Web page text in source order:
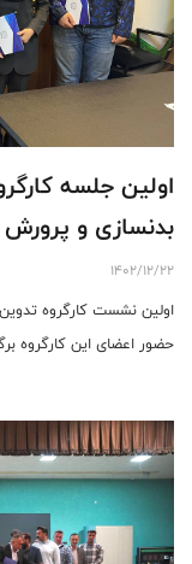
اولين جلسه
بدنسازى و پرورش
1402/12/22
اولین نشست کارگروه
حضور اعضای این کارگروه